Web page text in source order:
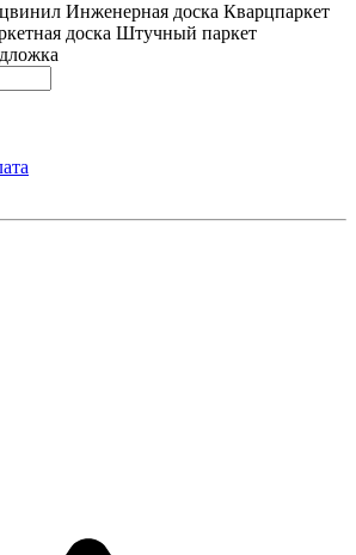
Инженерная доска Кварцпаркет
доска Штучный паркет